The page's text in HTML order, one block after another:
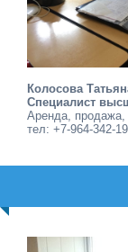
Колосова
Специалист
Аренда,
тел: +7-964-342-